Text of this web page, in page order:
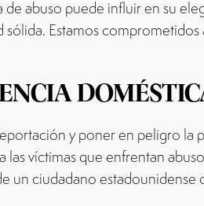
abuso puede influir en su
Estamos comprometidos
y poner en peligro la
víctimas que enfrentan
un ciudadano estadounidense